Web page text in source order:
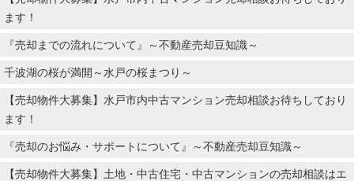
ます！
『売却までの流れについて』～不動産売却豆知識～
千波湖の桜が満開～水戸の桜まつり～
【売却物件大募集】水戸市内中古マンション売却相談お待ちしており
ます！
『売却のお悩み・サポートについて』～不動産売却豆知識～
【売却物件大募集】土地・中古住宅・中古マンションの売却相談はエ